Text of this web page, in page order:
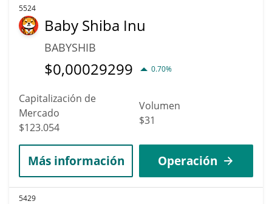
5524
Baby Shiba Inu
BABYSHIB
$0,00029299 0.70%
Capitalización de
Mercado
$123.054
Volumen
$31
Más información Operación
5429